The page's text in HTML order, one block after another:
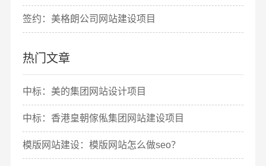
签约：美格朗公司网站建设项目
热门文章
中标：美的集团网站设计项目
中标：香港皇朝傢俬集团网站建设项目
模版网站建设：模版网站怎么做seo？